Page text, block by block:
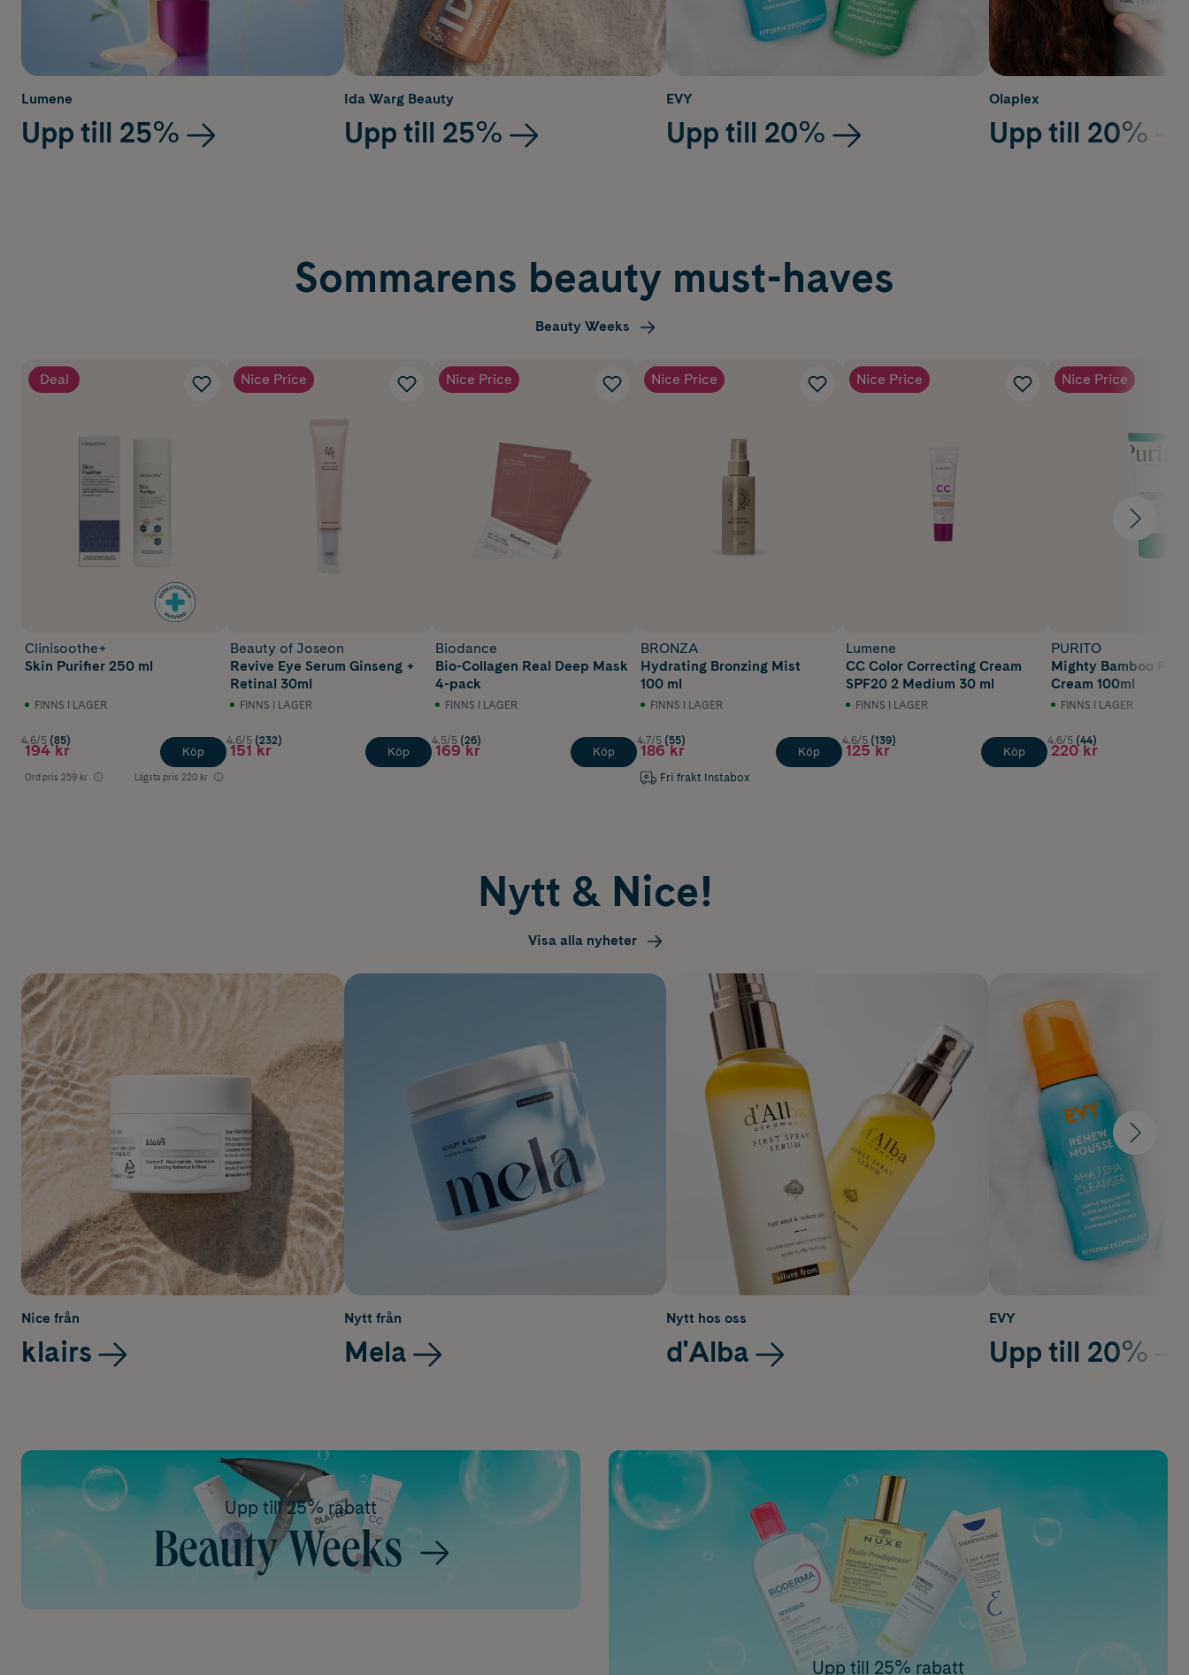
Lumene
Upp till 25%
Ida Warg Beauty
Upp till 25%
EVY
Upp till 20%
Olaplex
Upp till 20%
Sommarens beauty must-haves
Beauty Weeks
Deal
Clinisoothe+
Skin Purifier 250 ml
FINNS I LAGER
4.6/5 (85)
194 kr
Ord.pris 259 kr Lägsta pris 220 kr
Köp
Nice Price
Beauty of Joseon
Revive Eye Serum Ginseng +
Retinal 30ml
FINNS I LAGER
4.6/5 (232)
151 kr Köp
Nice Price
Biodance
Bio-Collagen Real Deep Mask
4-pack
FINNS I LAGER
4.5/5 (26)
169 kr Köp
Nice Price
BRONZA
Hydrating Bronzing Mist
100 ml
FINNS I LAGER
4.7/5 (55)
186 kr
Fri frakt Instabox
Köp
Nice Price
Lumene
CC Color Correcting Cream
SPF20 2 Medium 30 ml
FINNS I LAGER
4.6/5 (139)
125 kr Köp
Nice Price
PURITO
Mighty Bamboo
Cream 100ml
FINNS I LAGER
4.6/5 (44)
220 kr
Nytt & Nice!
Visa alla nyheter
Nice från
klairs
Nytt från
Mela
Nytt hos oss
d'Alba
EVY
Upp till 20%
Upp till 25% rabatt
Beauty Weeks
Upp till 25% rabatt